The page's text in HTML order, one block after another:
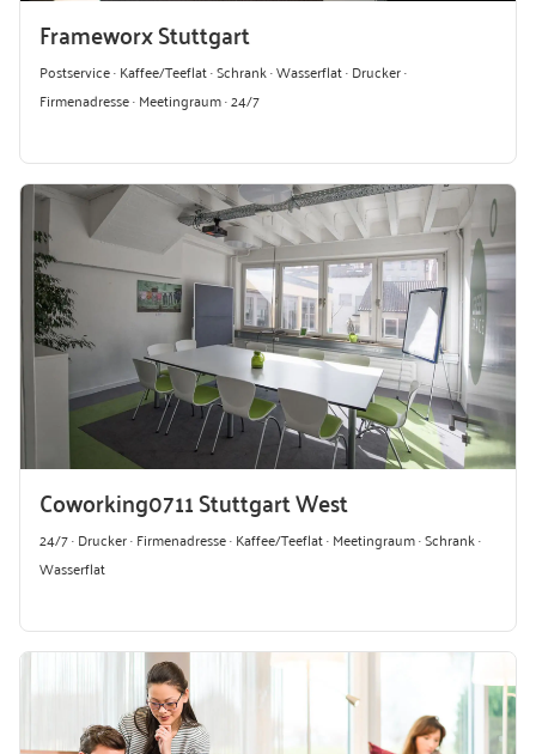
Frameworx Stuttgart
Postservice · Kaffee/Teeflat · Schrank · Wasserflat · Drucker ·
Firmenadresse · Meetingraum · 24/7
Coworking0711 Stuttgart West
24/7 · Drucker · Firmenadresse · Kaffee/Teeflat · Meetingraum · Schrank ·
Wasserflat